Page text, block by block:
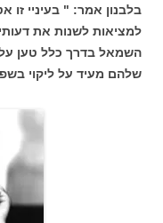
בלבנון אמר: " בעיניי זו
למציאות לשנות את
השמאל בדרך כלל טען על
שלהם מעיד על ליקוי